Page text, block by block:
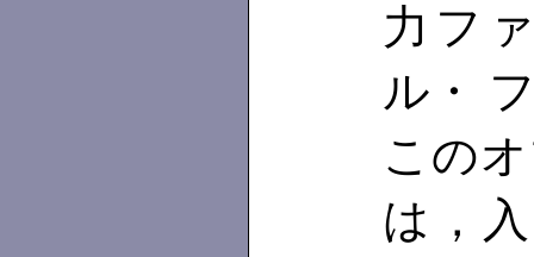
力フ
ル・
この
は，